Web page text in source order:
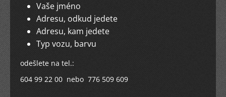
Vaše jméno
Adresu, odkud jedete
Adresu, kam jedete
Typ vozu, barvu
odešlete na tel.:
604 99 22 00 nebo 776 509 609